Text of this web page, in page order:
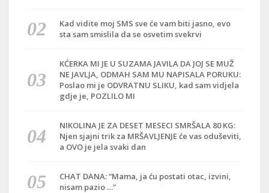
Kad vidite moj SMS sve će vam biti jasno, evo
sta sam smislila da se osvetim svekrvi
KĆERKA MI JE U SUZAMA JAVILA DA JOJ SE MUŽ
NE JAVLJA, ODMAH SAM MU NAPISALA PORUKU:
Poslao mi je ODVRATNU SLIKU, kad sam vidjela
gdje je, POZLILO MI
NIKOLINA JE ZA DESET MESECI SMRŠALA 80 KG:
Njen sjajni trik za MRŠAVLJENJE će vas oduševiti,
a OVO je jela svaki dan
CHAT DANA: “Mama, ja ću postati otac, izvini,
nisam pazio …”